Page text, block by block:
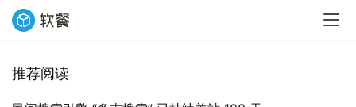
推荐阅读